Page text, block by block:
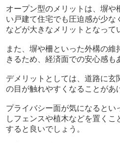
オープン型のメリットは、塀や
い戸建て住宅でも圧迫感が少な
などが大きなメリットとなって
また、塀や柵といった外構の
きるため、経済面での安心感も
デメリットとしては、道路に玄
の目が触れやすくなることがあ
プライバシー面が気になるとい
しフェンスや植木などを置くこ
すると良いでしょう。